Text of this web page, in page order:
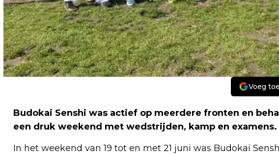
Voeg
Budokai Senshi was actief op meerdere fronten en
een druk weekend met wedstrijden, kamp en examens.
In het weekend van 19 tot en met 21 juni was Budokai